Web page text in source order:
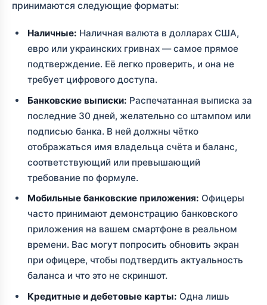
принимаются следующие форматы:
Наличные: Наличная валюта в долларах США,
евро или украинских гривнах — самое прямое
подтверждение. Её легко проверить, и она не
требует цифрового доступа.
Банковские выписки: Распечатанная выписка за
последние 30 дней, желательно со штампом или
подписью банка. В ней должны чётко
отображаться имя владельца счёта и баланс,
соответствующий или превышающий
требование по формуле.
Мобильные банковские приложения: Офицеры
часто принимают демонстрацию банковского
приложения на вашем смартфоне в реальном
времени. Вас могут попросить обновить экран
при офицере, чтобы подтвердить актуальность
баланса и что это не скриншот.
Кредитные и дебетовые карты: Одна лишь